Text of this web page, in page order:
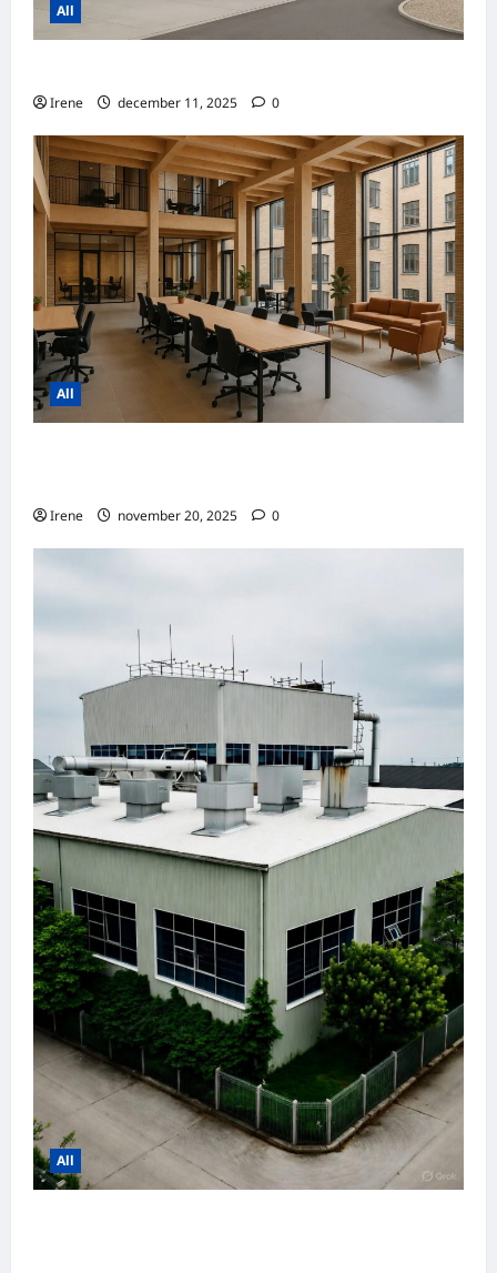
All
Irene december 11, 2025 0
All
Irene november 20, 2025 0
All